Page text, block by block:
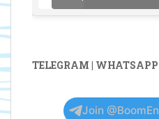
TELEGRAM |
Join